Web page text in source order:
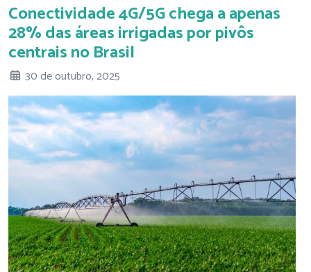
Conectividade 4G/5G chega a apenas
28% das áreas irrigadas por pivôs
centrais no Brasil
30 de outubro, 2025